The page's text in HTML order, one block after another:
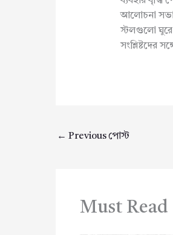
আলোচনা সভা
স্টলগুলো ঘুরে
সংশ্লিষ্টদের
← Previous পোস্ট
Must Read